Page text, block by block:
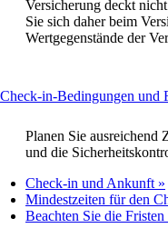
Versicherung deckt
Sie sich daher beim
Wertgegenstände der
Check-in-Bedingungen und
Planen Sie ausreichend
und die
Check-in und Ankunft
Mindestzeiten für den
Beachten Sie die